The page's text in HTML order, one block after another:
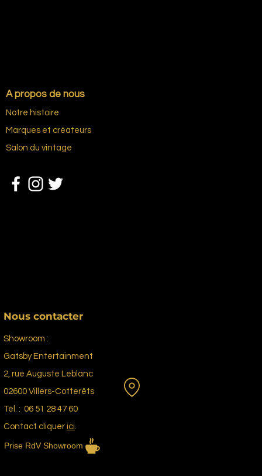
A propos de nous
Notre histoire
Marques et créateurs
Salon du vintage
Nous contacter
Showroom :
Gatsby Entertainment
2, rue Auguste Leblanc
02600 Villers-Cotterêts
Tél. : 06 51 28 47 60
Contact cliquer ici.
Prise RdV Showroom